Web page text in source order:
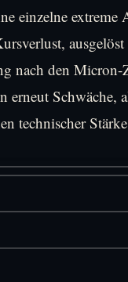
einzelne extreme
nach den
erneut
technischer